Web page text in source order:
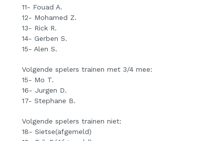
11- Fouad A.
12- Mohamed Z.
13- Rick R.
14- Gerben S.
15- Alen S.
Volgende spelers trainen met 3/4 mee:
15- Mo T.
16- Jurgen D.
17- Stephane B.
Volgende spelers trainen niet:
18- Sietse(afgemeld)